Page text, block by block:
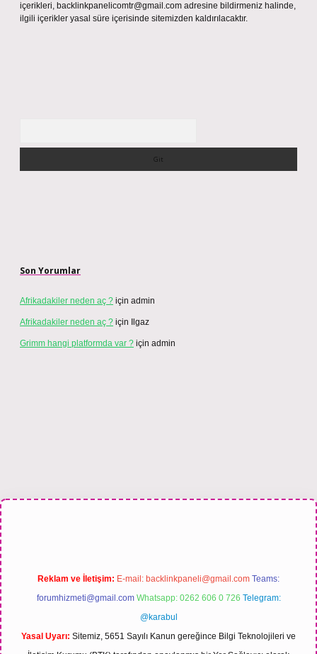
içerikleri, backlinkpanelicomtr@gmail.com adresine bildirmeniz halinde,
ilgili içerikler yasal süre içerisinde sitemizden kaldırılacaktır.
Son Yorumlar
Afrikadakiler neden aç ? için admin
Afrikadakiler neden aç ? için Ilgaz
Grimm hangi platformda var ? için admin
Reklam ve İletişim: E-mail: backlinkpaneli@gmail.com Teams:
forumhizmeti@gmail.com Whatsapp: 0262 606 0 726 Telegram:
@karabul
Yasal Uyarı: Sitemiz, 5651 Sayılı Kanun gereğince Bilgi Teknolojileri ve